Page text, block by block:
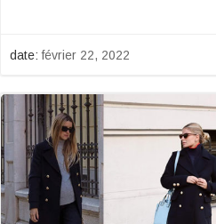
date:février 22, 2022